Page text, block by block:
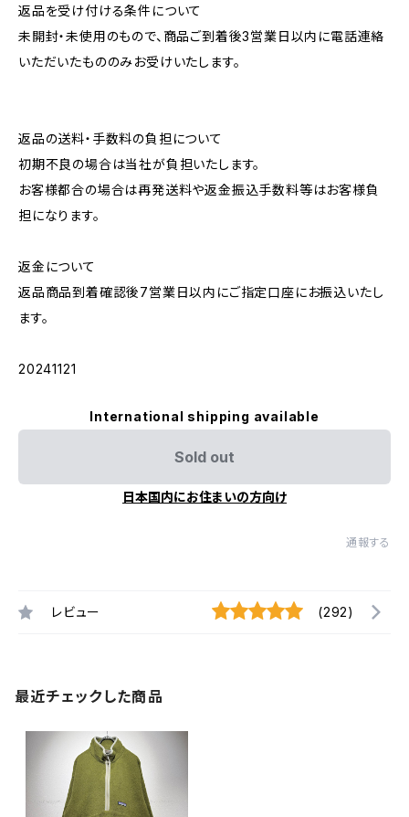
返品を受け付ける条件について
未開封・未使用のもので、商品ご到着後3営業日以内に電話連絡
いただいたもののみお受けいたします。
返品の送料・手数料の負担について
初期不良の場合は当社が負担いたします。
お客様都合の場合は再発送料や返金振込手数料等はお客様負
担になります。
返金について
返品商品到着確認後7営業日以内にご指定口座にお振込いたし
ます。
20241121
International shipping available
Sold out
日本国内にお住まいの方向け
通報する
レビュー (292)
最近チェックした商品